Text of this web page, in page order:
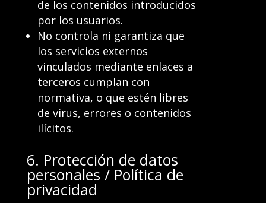
de los contenidos introducidos
por los usuarios.
No controla ni garantiza que
los servicios externos
vinculados mediante enlaces a
terceros cumplan con
normativa, o que estén libres
de virus, errores o contenidos
ilícitos.
6. Protección de datos
personales / Política de
privacidad